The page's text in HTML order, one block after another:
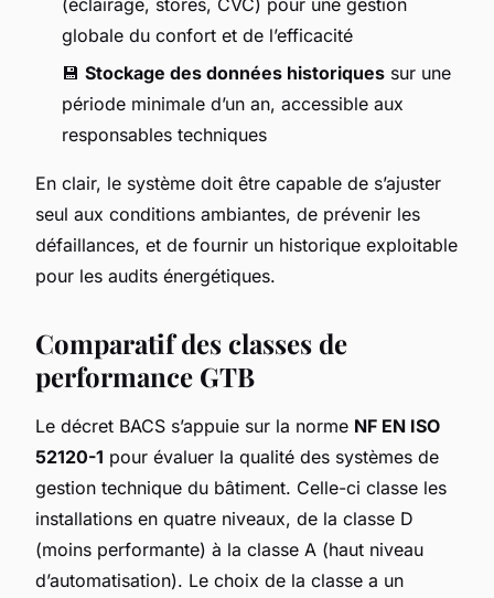
globale du confort et de l’efficacité
💾 Stockage des données historiques sur une
période minimale d’un an, accessible aux
responsables techniques
En clair, le système doit être capable de s’ajuster
seul aux conditions ambiantes, de prévenir les
défaillances, et de fournir un historique exploitable
pour les audits énergétiques.
Comparatif des classes de
performance GTB
Le décret BACS s’appuie sur la norme NF EN ISO
52120-1 pour évaluer la qualité des systèmes de
gestion technique du bâtiment. Celle-ci classe les
installations en quatre niveaux, de la classe D
(moins performante) à la classe A (haut niveau
d’automatisation). Le choix de la classe a un